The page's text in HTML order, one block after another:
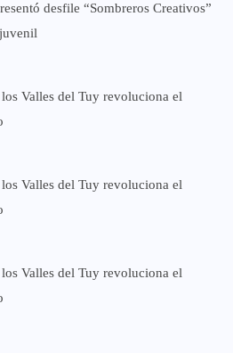
desfile “Sombreros Creativos”
Valles del Tuy revoluciona el
Valles del Tuy revoluciona el
Valles del Tuy revoluciona el